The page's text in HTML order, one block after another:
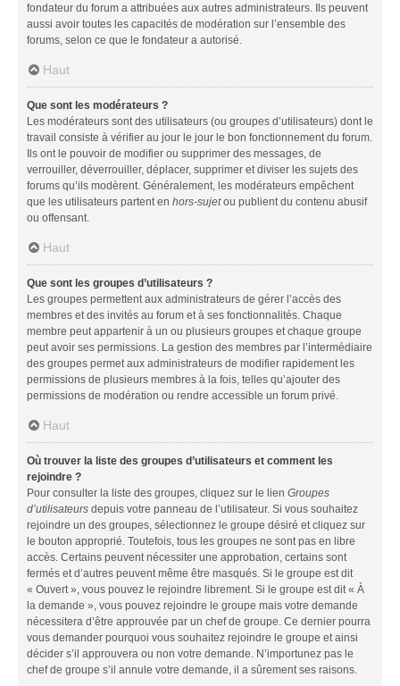
fondateur du forum a attribuées aux autres administrateurs. Ils peuvent
aussi avoir toutes les capacités de modération sur l’ensemble des
forums, selon ce que le fondateur a autorisé.
Haut
Que sont les modérateurs ?
Les modérateurs sont des utilisateurs (ou groupes d’utilisateurs) dont le
travail consiste à vérifier au jour le jour le bon fonctionnement du forum.
Ils ont le pouvoir de modifier ou supprimer des messages, de
verrouiller, déverrouiller, déplacer, supprimer et diviser les sujets des
forums qu’ils modèrent. Généralement, les modérateurs empêchent
que les utilisateurs partent en hors-sujetou publient du contenu abusif
ou offensant.
Haut
Que sont les groupes d’utilisateurs ?
Les groupes permettent aux administrateurs de gérer l’accès des
membres et des invités au forum et à ses fonctionnalités. Chaque
membre peut appartenir à un ou plusieurs groupes et chaque groupe
peut avoir ses permissions. La gestion des membres par l’intermédiaire
des groupes permet aux administrateurs de modifier rapidement les
permissions de plusieurs membres à la fois, telles qu’ajouter des
permissions de modération ou rendre accessible un forum privé.
Haut
Où trouver la liste des groupes d’utilisateurs et comment les
rejoindre ?
Pour consulter la liste des groupes, cliquez sur le lien Groupes
d’utilisateurs depuis votre panneau de l’utilisateur. Si vous souhaitez
rejoindre un des groupes, sélectionnez le groupe désiré et cliquez sur
le bouton approprié. Toutefois, tous les groupes ne sont pas en libre
accès. Certains peuvent nécessiter une approbation, certains sont
fermés et d’autres peuvent même être masqués. Si le groupe est dit
« Ouvert », vous pouvez le rejoindre librement. Si le groupe est dit « À
la demande », vous pouvez rejoindre le groupe mais votre demande
nécessitera d’être approuvée par un chef de groupe. Ce dernier pourra
vous demander pourquoi vous souhaitez rejoindre le groupe et ainsi
décider s’il approuvera ou non votre demande. N’importunez pas le
chef de groupe s’il annule votre demande, il a sûrement ses raisons.